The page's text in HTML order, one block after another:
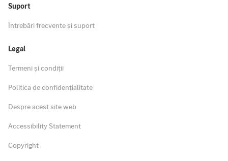
Suport
Întrebări frecvente și suport
Legal
Termeni și condiții
Politica de confidențialitate
Despre acest site web
Accessibility Statement
Copyright